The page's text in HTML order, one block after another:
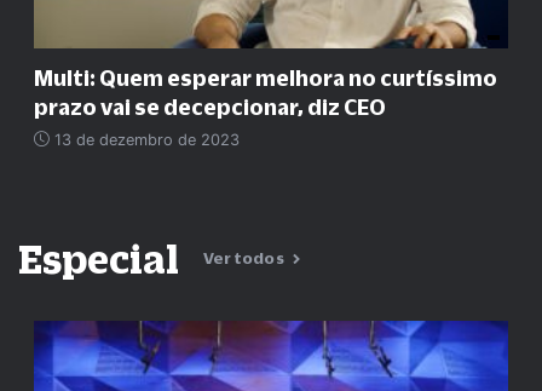
Multi: Quem esperar melhora no curtíssimo
prazo vai se decepcionar, diz CEO
13 de dezembro de 2023
Especial Ver todos